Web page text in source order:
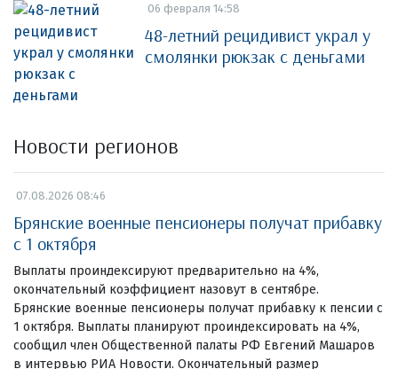
06 февраля 14:58
48-летний рецидивист украл у
смолянки рюкзак с деньгами
Новости регионов
07.08.2026 08:46
Брянские военные пенсионеры получат прибавку
с 1 октября
Выплаты проиндексируют предварительно на 4%,
окончательный коэффициент назовут в сентябре.
Брянские военные пенсионеры получат прибавку к пенсии с
1 октября. Выплаты планируют проиндексировать на 4%,
сообщил член Общественной палаты РФ Евгений Машаров
в интервью РИА Новости. Окончательный размер